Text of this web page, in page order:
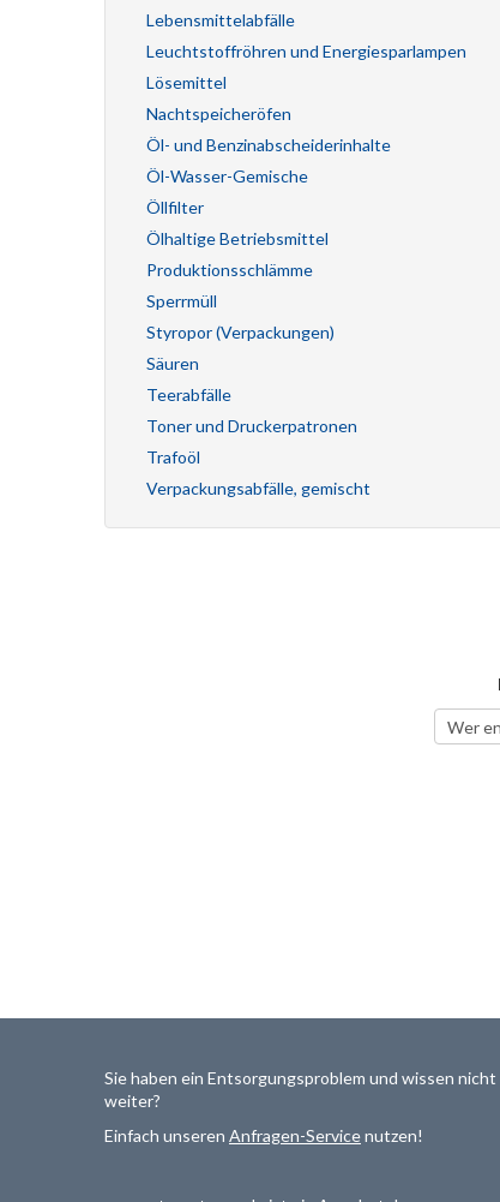
Lebensmittelabfälle
Leuchtstoffröhren und Energiesparlampen
Lösemittel
Nachtspeicheröfen
Öl- und Benzinabscheiderinhalte
Öl-Wasser-Gemische
Öllfilter
Ölhaltige Betriebsmittel
Produktionsschlämme
Sperrmüll
Styropor (Verpackungen)
Säuren
Teerabfälle
Toner und Druckerpatronen
Trafoöl
Verpackungsabfälle, gemischt
Sie haben ein Entsorgungsproblem und wissen nicht
weiter?
Einfach unseren Anfragen-Servicenutzen!